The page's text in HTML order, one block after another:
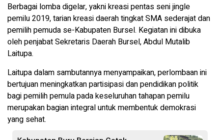
Berbagai lomba digelar, yakni kreasi pentas seni jingle
pemilu 2019, tarian kreasi daerah tingkat SMA sederajat dan
pemilih pemuda se-Kabupaten Bursel. Kegiatan ini dibuka
oleh penjabat Sekretaris Daerah Bursel, Abdul Mutalib
Laitupa.
Laitupa dalam sambutannya menyampaikan, perlombaan ini
bertujuan meningkatkan partisipasi dan pendidikan politik
bagi pemilih pemula pada keseluruhan tahapan pemilu
merupakan bagian integral untuk membentuk demokrasi
yang sehat.